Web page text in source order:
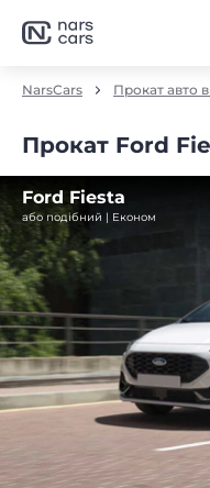
NarsCars Прокат авто в
Прокат Ford
Ford Fiesta
або подібний | Економ